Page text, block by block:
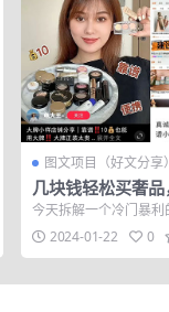
图文项目（好文分享
几块钱轻松买奢
门暴利思路
今天拆解一个冷门暴
妆品大牌小样的玩法
妆品，特别是...
2024-01-22 0